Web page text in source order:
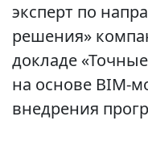
эксперт по
решения»
докладе
на основе
внедрения